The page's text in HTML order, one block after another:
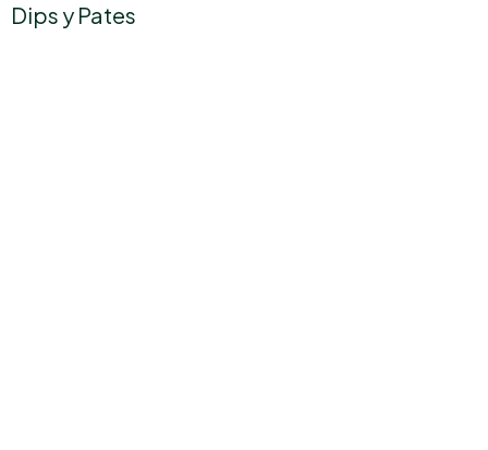
Dips y Pates